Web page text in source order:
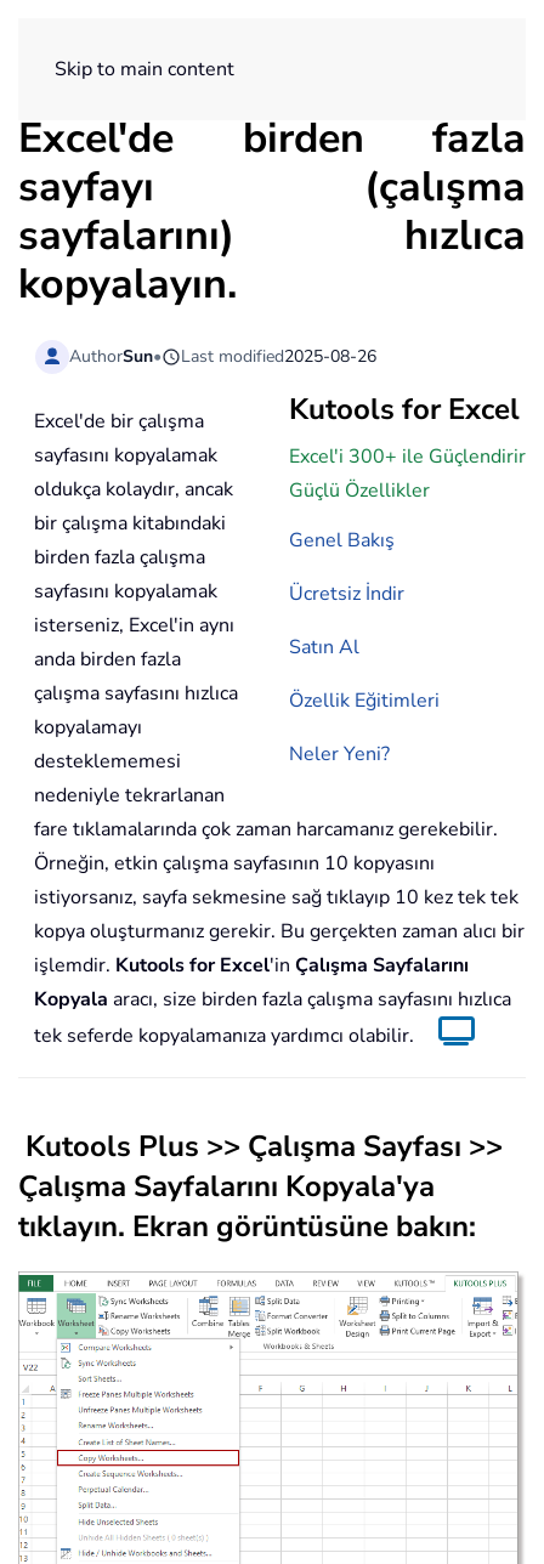
Skip to main content
Excel'de birden fazla
sayfayı (çalışma
sayfalarını) hızlıca
kopyalayın.
AuthorSun• Last modified2025-08-26
Kutools for Excel
Excel'i 300+ ile Güçlendirir
Güçlü Özellikler
Genel Bakış
Ücretsiz İndir
Satın Al
Özellik Eğitimleri
Neler Yeni?
Excel'de bir çalışma
sayfasını kopyalamak
oldukça kolaydır, ancak
bir çalışma kitabındaki
birden fazla çalışma
sayfasını kopyalamak
isterseniz, Excel'in aynı
anda birden fazla
çalışma sayfasını hızlıca
kopyalamayı
desteklememesi
nedeniyle tekrarlanan
fare tıklamalarında çok zaman harcamanız gerekebilir.
Örneğin, etkin çalışma sayfasının 10 kopyasını
istiyorsanız, sayfa sekmesine sağ tıklayıp 10 kez tek tek
kopya oluşturmanız gerekir. Bu gerçekten zaman alıcı bir
işlemdir. Kutools for Excel'in Çalışma Sayfalarını
Kopyala aracı, size birden fazla çalışma sayfasını hızlıca
tek seferde kopyalamanıza yardımcı olabilir.
Kutools Plus >> Çalışma Sayfası >>
Çalışma Sayfalarını Kopyala'ya
tıklayın. Ekran görüntüsüne bakın: